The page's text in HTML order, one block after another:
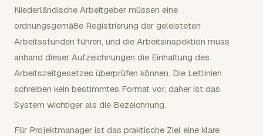
Niederländische Arbeitgeber müssen eine
ordnungsgemäße Registrierung der geleisteten
Arbeitsstunden führen, und die Arbeitsinspektion muss
anhand dieser Aufzeichnungen die Einhaltung des
Arbeitszeitgesetzes überprüfen können. Die Leitlinien
schreiben kein bestimmtes Format vor, daher ist das
System wichtiger als die Bezeichnung.
Für Projektmanager ist das praktische Ziel eine klare